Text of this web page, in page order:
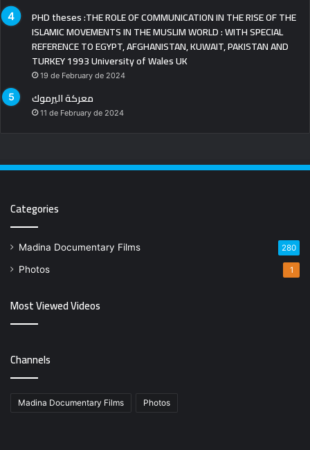
PHD theses :THE ROLE OF COMMUNICATION IN THE RISE OF THE
ISLAMIC MOVEMENTS IN THE MUSLIM WORLD : WITH SPECIAL
REFERENCE TO EGYPT, AFGHANISTAN, KUWAIT, PAKISTAN AND
TURKEY 1993 University of Wales UK
19 de February de 2024
معركة اليرموك
11 de February de 2024
Categories
Madina Documentary Films 280
Photos 1
Most Viewed Videos
Channels
Madina Documentary Films Photos